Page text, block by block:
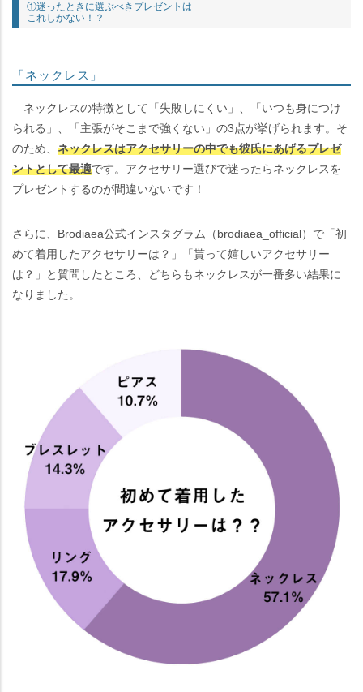
①迷ったときに選ぶべきプレゼントは
これしかない！？
「ネックレス」
ネックレスの特徴として「失敗しにくい」、「いつも身につけ
られる」、「主張がそこまで強くない」の3点が挙げられます。そ
のため、 ネックレスはアクセサリーの中でも彼氏にあげるプレゼ
ントとして最適です。アクセサリー選びで迷ったらネックレスを
プレゼントするのが間違いないです！
さらに、Brodiaea公式インスタグラム（brodiaea_official）で「初
めて着用したアクセサリーは？」「貰って嬉しいアクセサリー
は？」と質問したところ、どちらもネックレスが一番多い結果に
なりました。